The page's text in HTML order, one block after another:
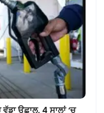
ਉਛਾਲ, 4 ਸਾਲਾਂ ‘ਚ